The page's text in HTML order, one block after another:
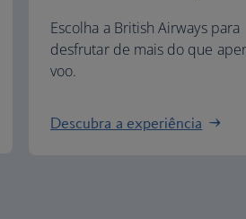
Escolha a British Airways para
desfrutar de mais do que
voo.
Descubra a experiência